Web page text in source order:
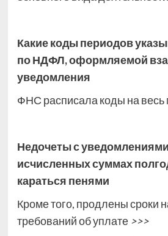
Какие коды периодов
по НДФЛ, оформляемой
уведомления
ФНС расписала коды на весь
Недочеты с
исчисленных суммах
караться пенями
Кроме того, продлены сроки
требований об уплате >>>